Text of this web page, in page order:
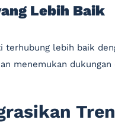
Lebih Baik
terhubung lebih baik
menemukan